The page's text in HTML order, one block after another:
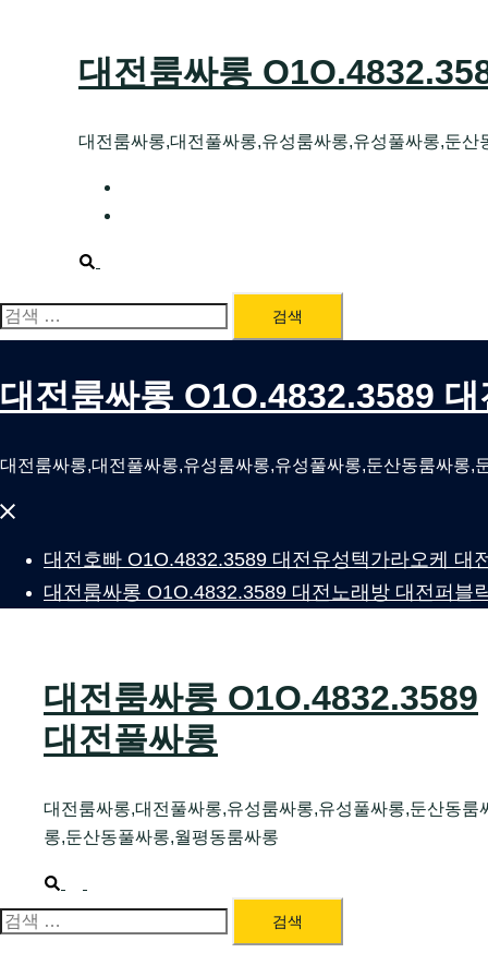
대전룸싸롱
대전룸싸롱,대전풀싸롱,유성룸싸롱,유성풀싸롱,둔
Search
검
색:
대전룸싸롱 O1O.4832.3589
대전룸싸롱,대전풀싸롱,유성룸싸롱,유성풀싸롱,둔산동룸싸롱,
Close
대전호빠 O1O.4832.3589 대전유성텍가라오케 대
대전룸싸롱 O1O.4832.3589 대전노래방 대전퍼블
대전룸싸롱 O1O.4832.3589
대전풀싸롱
대전룸싸롱,대전풀싸롱,유성룸싸롱,유성풀싸롱,둔산동룸
롱,둔산동풀싸롱,월평동룸싸롱
Search
menu
검